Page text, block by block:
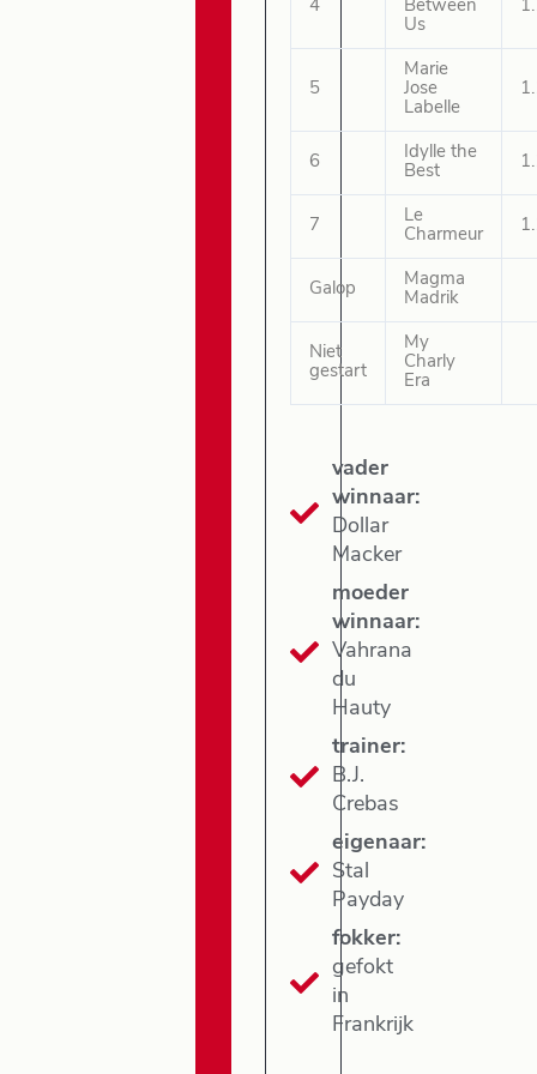
4
Between
Us
5
Marie
Jose
Labelle
6
Idylle the
Best
7
Le
Charmeur
Galop
Magma
Madrik
Niet
gestart
My
Charly
Era
vader
winnaar:
Dollar
Macker
moeder
winnaar:
Vahrana
du
Hauty
trainer:
B.J.
Crebas
eigenaar:
Stal
Payday
fokker:
gefokt
in
Frankrijk